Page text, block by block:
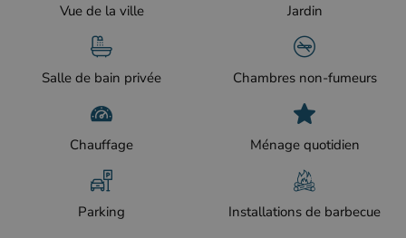
Vue de la ville Jardin
Salle de bain privée Chambres non-fumeurs
Chauffage Ménage quotidien
Parking Installations de barbecue